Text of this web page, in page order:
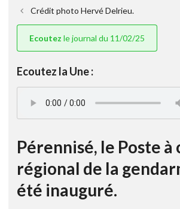
Crédit photo Hervé Delrieu.
Ecoutez le journal du 11/02/25
Ecoutez la Une :
Pérennisé, le Poste à
régional de la
été inauguré.